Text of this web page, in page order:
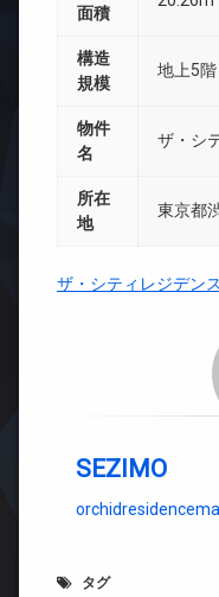
面積
構造
規模
地上5階
物件
名
ザ・シ
所在
地
東京都
ザ・シティレジデン
SEZIMO
タグ